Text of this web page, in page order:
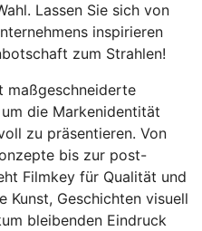
Lassen Sie sich von
inspirieren
zum Strahlen!
maßgeschneiderte
die Markenidentität
zu präsentieren. Von
bis zur post-
Filmkey für Qualität und
Kunst, Geschichten visuell
bleibenden Eindruck